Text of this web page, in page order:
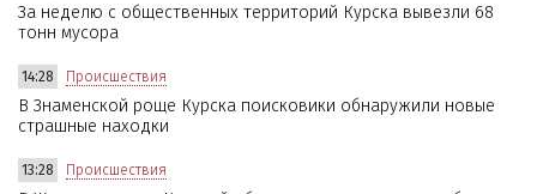
За неделю с общественных территорий Курска вывезли 68
тонн мусора
14:28 Происшествия
В Знаменской роще Курска поисковики обнаружили новые
страшные находки
13:28 Происшествия